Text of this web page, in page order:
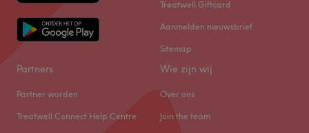
Treatwell Giftcard
Aanmelden nieuwsbrief
Sitemap
Partners
Partner worden
Treatwell Connect Help Centre
Wie zijn wij
Over ons
Join the team